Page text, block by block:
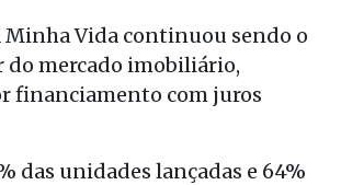
Minha Vida continuou sendo o
do mercado imobiliário,
financiamento com juros
das unidades lançadas e 64%